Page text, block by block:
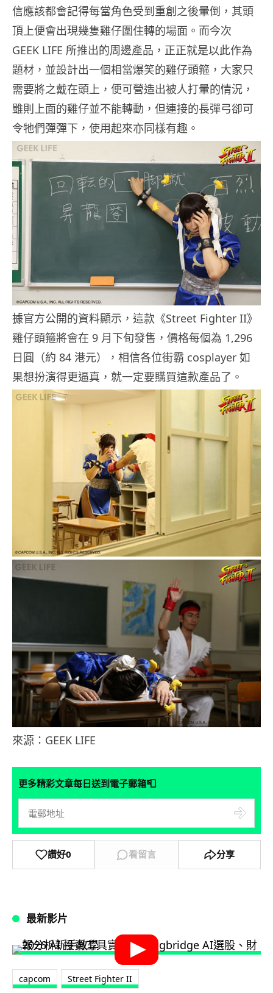
信應該都會記得每當角色受到重創之後暈倒，其頭
頂上便會出現幾隻雞仔圍住轉的場面。而今次
GEEK LIFE 所推出的周邊產品，正正就是以此作為
題材，並設計出一個相當爆笑的雞仔頭箍，大家只
需要將之戴在頭上，便可營造出被人打暈的情況，
雖則上面的雞仔並不能轉動，但連接的長彈弓卻可
令牠們彈彈下，使用起來亦同樣有趣。
據官方公開的資料顯示，這款《Street Fighter II》
雞仔頭箍將會在 9 月下旬發售，價格每個為 1,296
日圓（約 84 港元），相信各位街霸 cosplayer 如
果想扮演得更逼真，就一定要購買這款產品了。
來源：GEEK LIFE
更多精彩文章每日送到電子郵箱📮
讚好0 看留言 分享
最新影片
capcom Street Fighter II